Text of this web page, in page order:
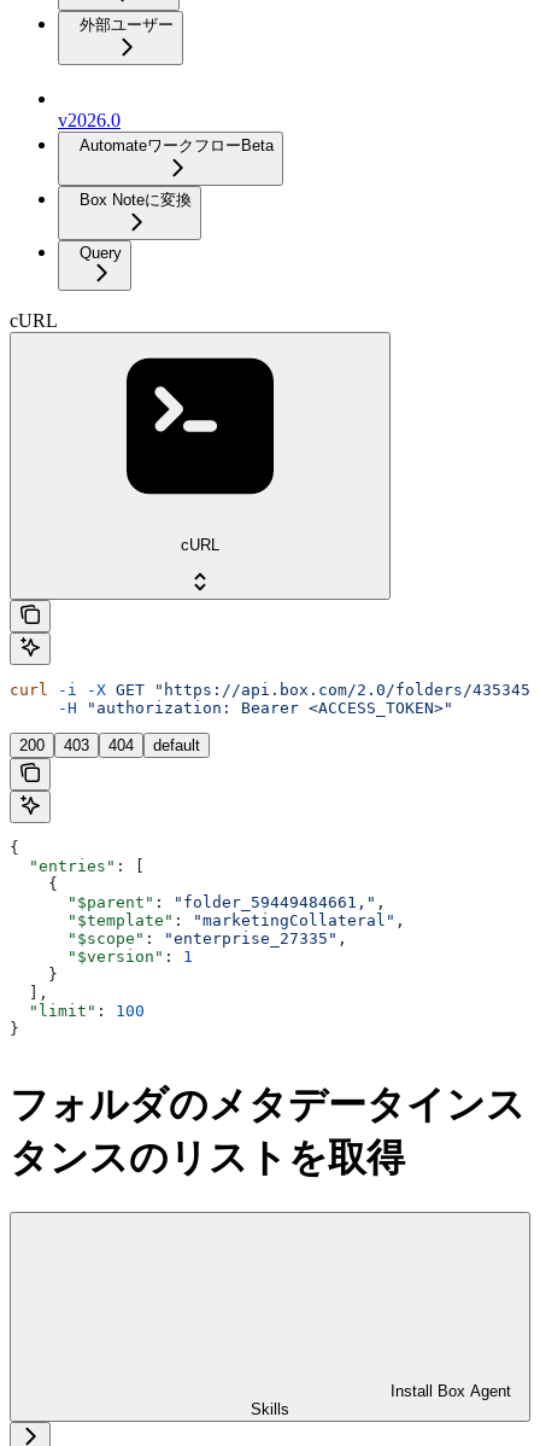
外部ユーザー
v2026.0
Automateワークフロー Beta
Box Noteに変換
Query
cURL
cURL
curl -i -X GET "https://api.box.com/2.0/folders/
     -H
"authorization: Bearer <ACCESS_TOKEN>"
200 403 404 default
{
  "entries"
: [
    {
      "$parent"
: "folder_59449484661," ,
      "$template"
: "marketingCollateral" ,
      "$scope"
: "enterprise_27335" ,
      "$version"
: 1
    }
  ],
  "limit"
: 100
}
フォルダのメタデータインス
タンスのリストを取得
Install Box Agent
Skills